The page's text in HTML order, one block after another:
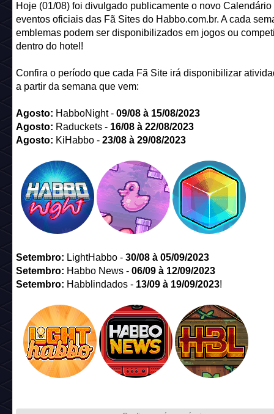
Hoje (01/08) foi divulgado publicamente o novo Calendário
eventos oficiais das Fã Sites do Habbo.com.br. A cada
emblemas podem ser disponibilizados em jogos ou
dentro do hotel!
Confira o período que cada Fã Site irá disponibilizar
a partir da semana que vem:
Agosto: HabboNight -09/08 à 15/08/2023
Agosto: Raduckets - 16/08 à 22/08/2023
Agosto: KiHabbo -23/08 à 29/08/2023
Setembro: LightHabbo - 30/08 à 05/09/2023
Setembro: Habbo News - 06/09 à 12/09/2023
Setembro: Habblindados -13/09 à 19/09/2023!